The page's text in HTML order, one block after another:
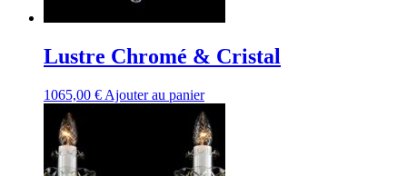
Lustre Chromé & Cristal
1065,00 € Ajouter au panier